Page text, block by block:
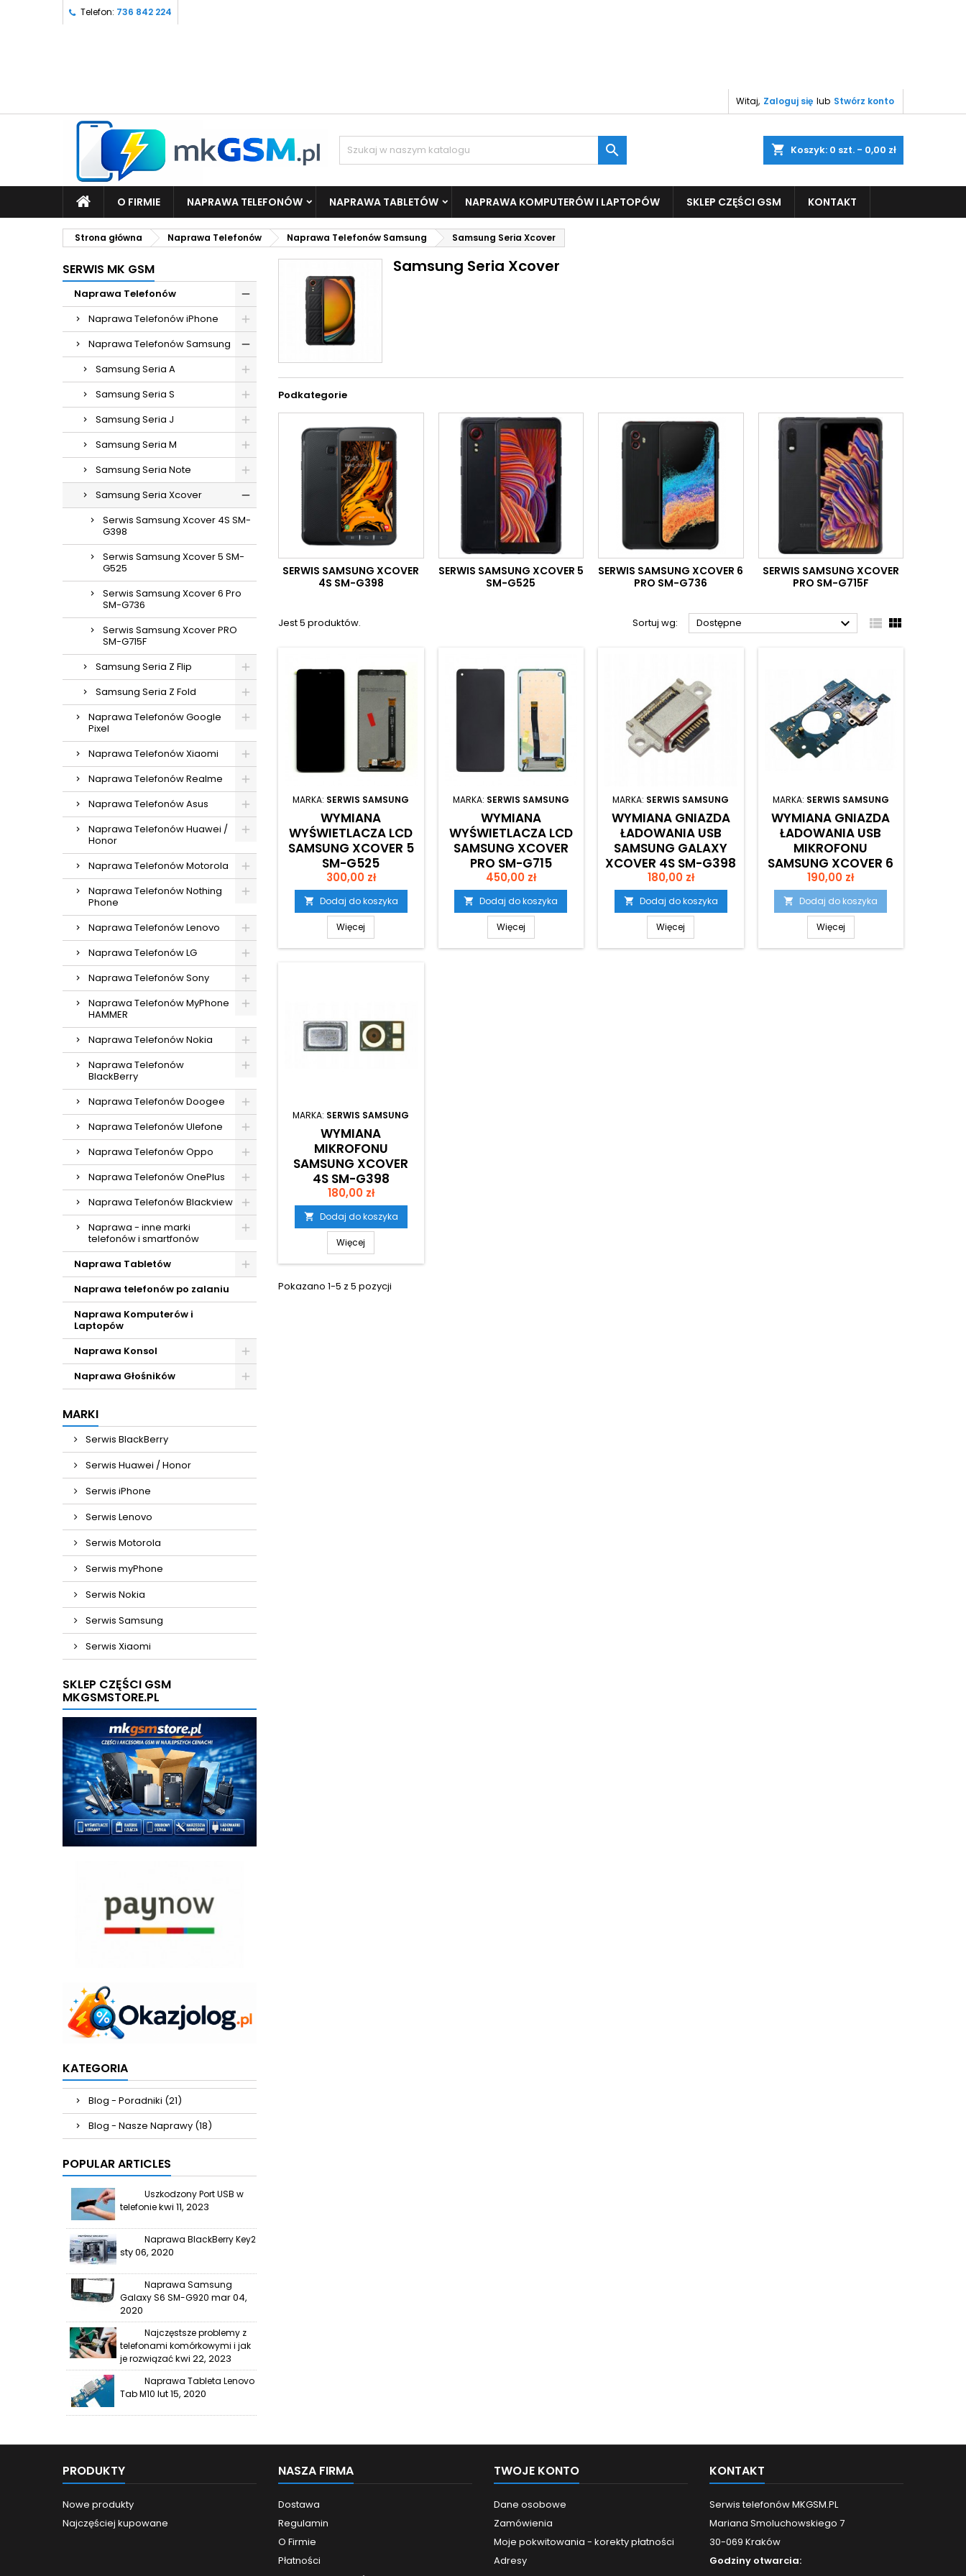
Telefon: 736 842 224
Witaj, Zaloguj się lub Stwórz konto
shopping_cart Koszyk: 0 szt. - 0,00 zł

O FIRMIE NAPRAWA TELEFONÓW NAPRAWA TABLETÓW NAPRAWA KOMPUTERÓW I LAPTOPÓW SKLEP CZĘŚCI GSM KONTAKT
Strona główna Naprawa Telefonów Naprawa Telefonów Samsung Samsung Seria Xcover
SERWIS MK GSM
Naprawa Telefonów
Naprawa Telefonów iPhone
Naprawa Telefonów Samsung
Samsung Seria A
Samsung Seria S
Samsung Seria J
Samsung Seria M
Samsung Seria Note
Samsung Seria Xcover
Serwis Samsung Xcover 4S SM-
G398
Serwis Samsung Xcover 5 SM-
G525
Serwis Samsung Xcover 6 Pro
SM-G736
Serwis Samsung Xcover PRO
SM-G715F
Samsung Seria Z Flip
Samsung Seria Z Fold
Naprawa Telefonów Google
Pixel
Naprawa Telefonów Xiaomi
Naprawa Telefonów Realme
Naprawa Telefonów Asus
Naprawa Telefonów Huawei /
Honor
Naprawa Telefonów Motorola
Naprawa Telefonów Nothing
Phone
Naprawa Telefonów Lenovo
Naprawa Telefonów LG
Naprawa Telefonów Sony
Naprawa Telefonów MyPhone
HAMMER
Naprawa Telefonów Nokia
Naprawa Telefonów
BlackBerry
Naprawa Telefonów Doogee
Naprawa Telefonów Ulefone
Naprawa Telefonów Oppo
Naprawa Telefonów OnePlus
Naprawa Telefonów Blackview
Naprawa - inne marki
telefonów i smartfonów
Naprawa Tabletów
Naprawa telefonów po zalaniu
Naprawa Komputerów i
Laptopów
Naprawa Konsol
Naprawa Głośników
MARKI
Serwis BlackBerry
Serwis Huawei / Honor
Serwis iPhone
Serwis Lenovo
Serwis Motorola
Serwis myPhone
Serwis Nokia
Serwis Samsung
Serwis Xiaomi
SKLEP CZĘŚCI GSM
MKGSMSTORE.PL
KATEGORIA
Blog - Poradniki (21)
Blog - Nasze Naprawy (18)
POPULAR ARTICLES
Uszkodzony Port USB w
telefoniekwi 11, 2023
Naprawa BlackBerry Key2
sty 06, 2020
Naprawa Samsung
Galaxy S6 SM-G920 mar 04,
2020
Najczęstsze problemy z
telefonami komórkowymi i jak
je rozwiązaćkwi 22, 2023
Naprawa Tableta Lenovo
Tab M10 lut 15, 2020
Samsung Seria Xcover
Podkategorie
SERWIS SAMSUNG XCOVER
4S SM-G398
SERWIS SAMSUNG XCOVER 5
SM-G525
SERWIS SAMSUNG XCOVER 6
PRO SM-G736
SERWIS SAMSUNG XCOVER
PRO SM-G715F
Jest 5 produktów. Sortuj wg: Dostępne   
MARKA: SERWIS SAMSUNG
WYMIANA
WYŚWIETLACZA LCD
SAMSUNG XCOVER 5
SM-G525
(ORYGINAŁ)
Cena
300,00 zł
 Dodaj do koszyka
Więcej
MARKA: SERWIS SAMSUNG
WYMIANA
WYŚWIETLACZA LCD
SAMSUNG XCOVER
PRO SM-G715
(ORYGINAŁ)
Cena
450,00 zł
 Dodaj do koszyka
Więcej
MARKA: SERWIS SAMSUNG
WYMIANA GNIAZDA
ŁADOWANIA USB
SAMSUNG GALAXY
XCOVER 4S SM-G398
Cena
180,00 zł
 Dodaj do koszyka
Więcej
MARKA: SERWIS SAMSUNG
WYMIANA GNIAZDA
ŁADOWANIA USB
MIKROFONU
SAMSUNG XCOVER 6
PRO G736
Cena
190,00 zł
 Dodaj do koszyka
Więcej
MARKA: SERWIS SAMSUNG
WYMIANA
MIKROFONU
SAMSUNG XCOVER
4S SM-G398
Cena
180,00 zł
 Dodaj do koszyka
Więcej
Pokazano 1-5 z 5 pozycji
PRODUKTY
Nowe produkty
Najczęściej kupowane
NASZA FIRMA
Dostawa
Regulamin
O Firmie
Płatności
TWOJE KONTO
Dane osobowe
Zamówienia
Moje pokwitowania - korekty płatności
Adresy
KONTAKT
Serwis telefonów MKGSM.PL
Mariana Smoluchowskiego 7
30-069 Kraków
Godziny otwarcia: